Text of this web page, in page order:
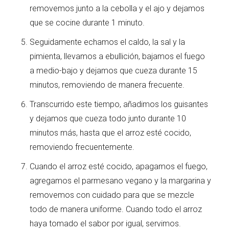
removemos junto a la cebolla y el ajo y dejamos
que se cocine durante 1 minuto.
Seguidamente echamos el caldo, la sal y la
pimienta, llevamos a ebullición, bajamos el fuego
a medio-bajo y dejamos que cueza durante 15
minutos, removiendo de manera frecuente.
Transcurrido este tiempo, añadimos los guisantes
y dejamos que cueza todo junto durante 10
minutos más, hasta que el arroz esté cocido,
removiendo frecuentemente.
Cuando el arroz esté cocido, apagamos el fuego,
agregamos el parmesano vegano y la margarina y
removemos con cuidado para que se mezcle
todo de manera uniforme. Cuando todo el arroz
haya tomado el sabor por igual, servimos.